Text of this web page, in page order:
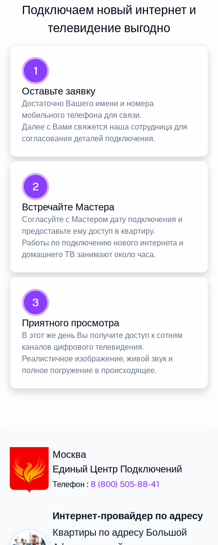
Подключаем новый интернет и
телевидение выгодно
1
Оставьте заявку
Достаточно Вашего имени и номера
мобильного телефона для связи.
Далее с Вами свяжется наша сотрудница для
согласования деталей подключения.
2
Встречайте Мастера
Согласуйте с Мастером дату подключения и
предоставьте ему доступ в квартиру.
Работы по подключению нового интернета и
домашнего ТВ занимают около часа.
3
Приятного просмотра
В этот же день Вы получите доступ к сотням
каналов цифрового телевидения.
Реалистичное изображение, живой звук и
полное погружение в происходящее.
Москва
Единый Центр Подключений
Телефон : 8 (800) 505-88-41
Интернет-провайдер по адресу
Квартиры по адресу Большой